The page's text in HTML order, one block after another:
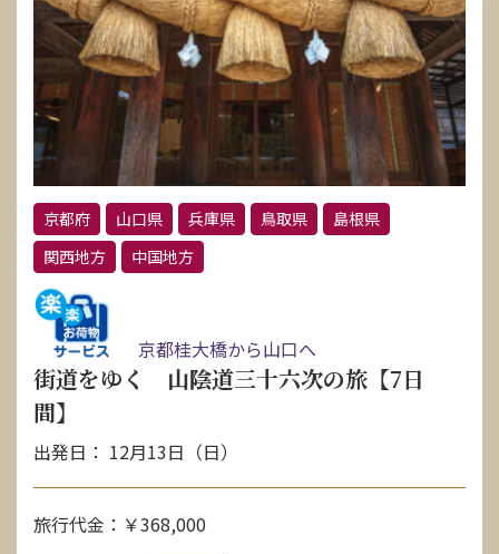
京都府 山口県 兵庫県 鳥取県
島根県
関西地方
中国地方
京都桂大橋から山口へ
街道をゆく 山陰道三十六次の旅【7日
間】
出発日： 12月13日（日）
旅行代金：￥368,000